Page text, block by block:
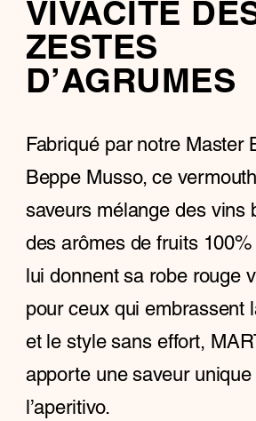
VIVACITÉ
ZESTES
D’AGRUMES
Fabriqué par notre Master
Beppe Musso, ce
saveurs mélange des vins
des arômes de fruits
lui donnent sa robe rouge
pour ceux qui embrassent
et le style sans effort,
apporte une saveur unique
l’aperitivo.